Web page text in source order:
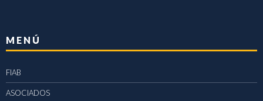
MENÚ
FIAB
ASOCIADOS